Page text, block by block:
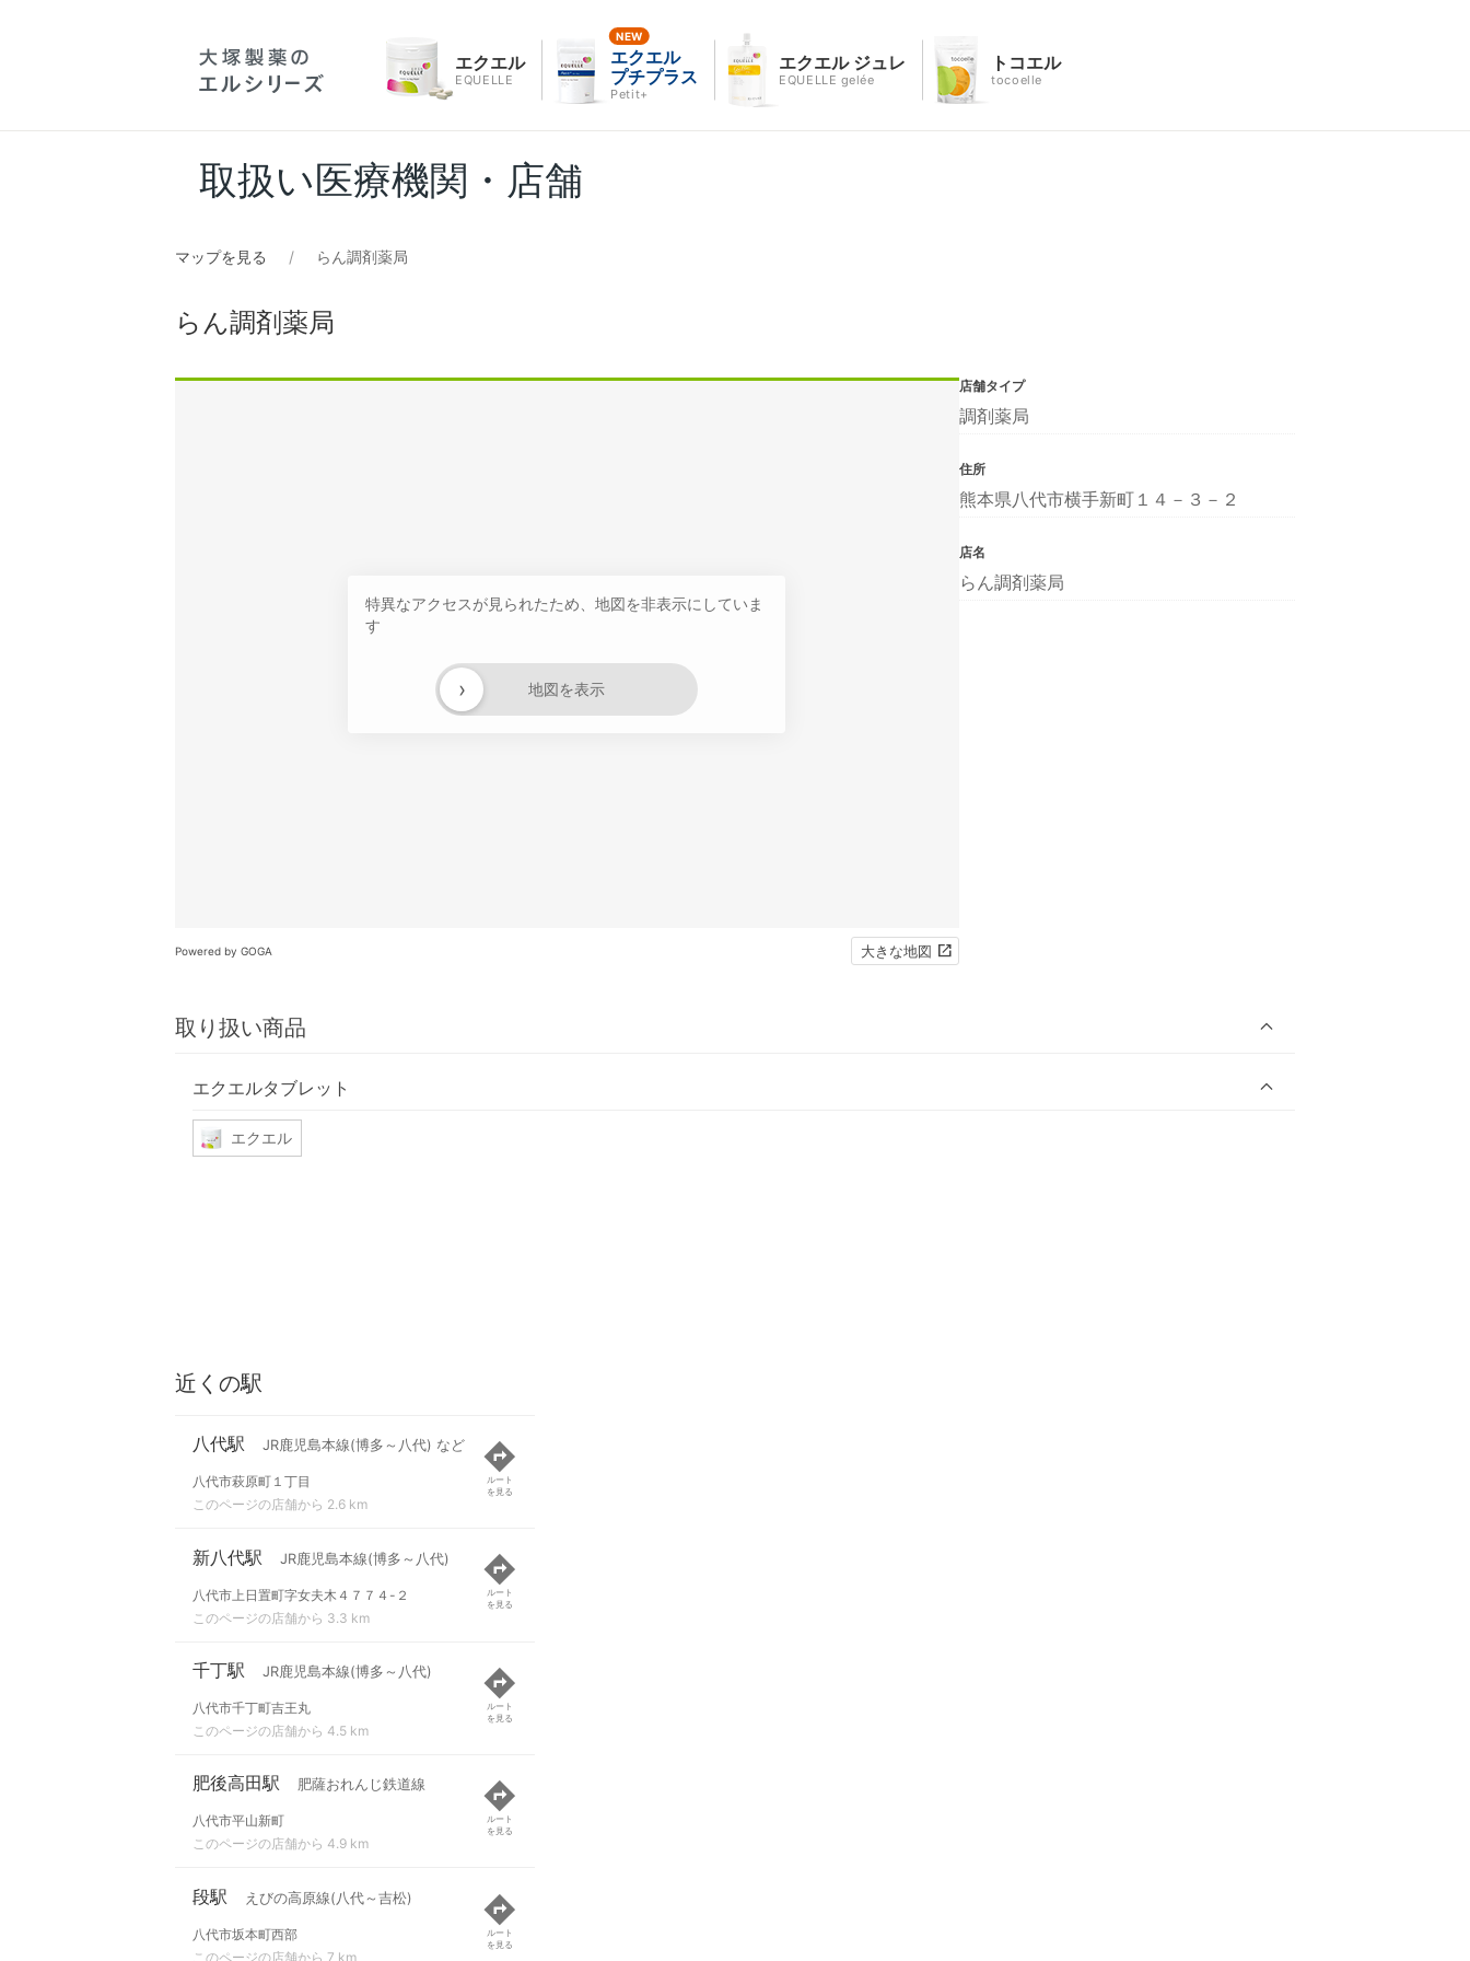
エクエル
EQUELLE
エクエル
プチプラス
Petit+
エクエル ジュレ
EQUELLE gelée
トコエル
tocoelle
取扱い医療機関・店舗
マップを見る らん調剤薬局
らん調剤薬局
特異なアクセスが見られたため、地図を非表示にしていま
す
地図を表示
›
Powered by GOGA 大きな地図
取り扱い商品
エクエルタブレット
エクエル
店舗タイプ
調剤薬局
住所
熊本県八代市横手新町１４－３－２
店名
らん調剤薬局
近くの駅
八代駅 JR鹿児島本線(博多～八代) など
八代市萩原町１丁目
このページの店舗から 2.6 km
ルート
を見る
新八代駅 JR鹿児島本線(博多～八代)
八代市上日置町字女夫木４７７４-２
このページの店舗から 3.3 km
ルート
を見る
千丁駅 JR鹿児島本線(博多～八代)
八代市千丁町吉王丸
このページの店舗から 4.5 km
ルート
を見る
肥後高田駅 肥薩おれんじ鉄道線
八代市平山新町
このページの店舗から 4.9 km
ルート
を見る
段駅 えびの高原線(八代～吉松)
八代市坂本町西部
このページの店舗から 7 km
ルート
を見る